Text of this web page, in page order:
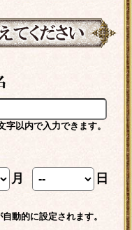
以内で入力できます。
月 日
動的に設定されます。